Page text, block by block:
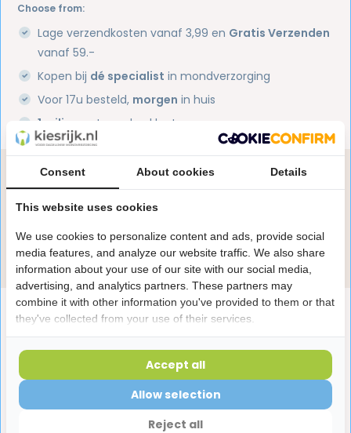
Choose from:
Lage verzendkosten vanaf 3,99 en Gratis Verzenden
vanaf 59.-
Kopen bij dé specialist in mondverzorging
Voor 17u besteld, morgen in huis
1 miljoen+
tevreden klanten
Productomschrijving
Reviews
Heb je een vraag over dit product?
Onze specialisten helpen je graag! Spreek ons aan
in de chat of stuur een e-mail.
Stuur e-mail
Laatst bekeken producten
Consent About cookies Details
This website uses cookies
We use cookies to personalize content and ads, provide social
media features, and analyze our website traffic. We also share
information about your use of our site with our social media,
advertising, and analytics partners. These partners may
combine it with other information you've provided to them or that
they've collected from your use of their services.
Reject all
Allow selection
Accept all